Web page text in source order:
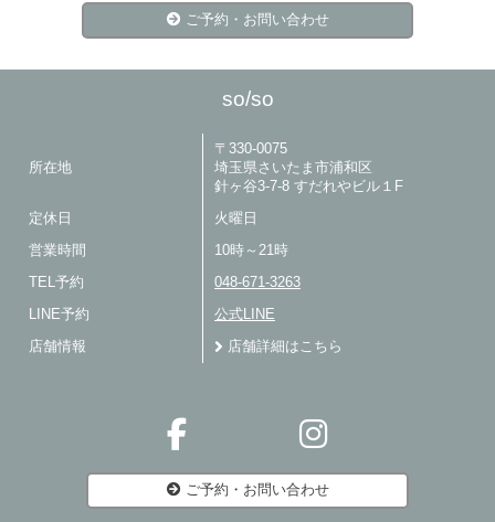
ご予約・お問い合わせ
so/so
所在地
〒330-0075
埼玉県さいたま市浦和区
針ヶ谷3-7-8 すだれやビル１F
定休日 火曜日
営業時間 10時～21時
TEL予約 048-671-3263
LINE予約 公式LINE
店舗情報 店舗詳細はこちら
ご予約・お問い合わせ